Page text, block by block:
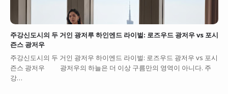
주강신도시의 두 거인 광저루 하인엔드 라이벌: 로즈우드 광저우 vs 포시
즌스 광저우
주강신도시의 두 거인 광저우 하이엔드 라이벌: 로즈우드 광저우 vs 포시
즌스 광저우 광저우의 하늘은 더 이상 구름만의 영역이 아니다. 주
강…